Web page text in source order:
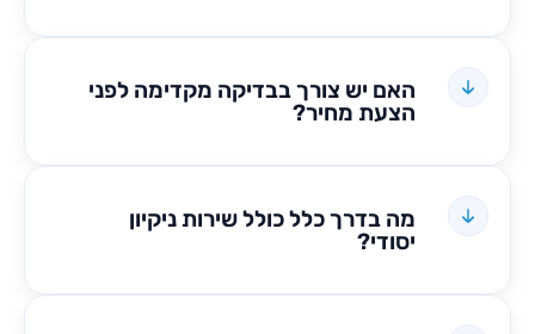
האם יש צורך בבדיקה מקדימה לפני
הצעת מחיר?
מה בדרך כלל כולל שירות ניקיון
יסודי?